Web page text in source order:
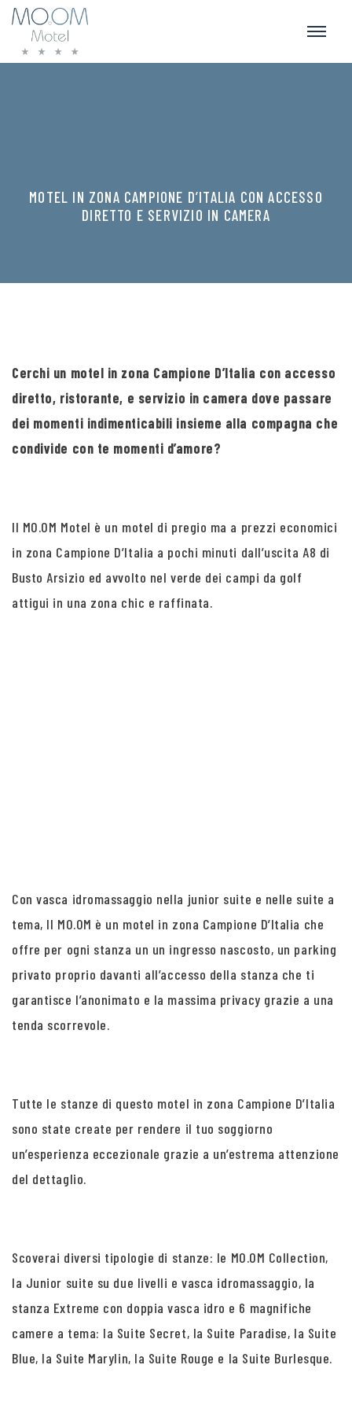
MOTEL IN ZONA CAMPIONE D’ITALIA CON ACCESSO
DIRETTO E SERVIZIO IN CAMERA
Cerchi un motel in zona Campione D’Italia con accesso
diretto, ristorante, e servizio in camera dove passare
dei momenti indimenticabili insieme alla compagna che
condivide con te momenti d’amore?
Il MO.OM Motel è un motel di pregio ma a prezzi economici
in zona Campione D’Italia a pochi minuti dall’uscita A8 di
Busto Arsizio ed avvolto nel verde dei campi da golf
attigui in una zona chic e raffinata.
Con vasca idromassaggio nella junior suite e nelle suite a
tema, Il MO.OM è un motel in zona Campione D’Italia che
offre per ogni stanza un un ingresso nascosto, un parking
privato proprio davanti all’accesso della stanza che ti
garantisce l’anonimato e la massima privacy grazie a una
tenda scorrevole.
Tutte le stanze di questo motel in zona Campione D’Italia
sono state create per rendere il tuo soggiorno
un’esperienza eccezionale grazie a un’estrema attenzione
del dettaglio.
Scoverai diversi tipologie di stanze: le MO.OM Collection,
la Junior suite su due livelli e vasca idromassaggio, la
stanza Extreme con doppia vasca idro e 6 magnifiche
camere a tema: la Suite Secret, la Suite Paradise, la Suite
Blue, la Suite Marylin, la Suite Rouge e la Suite Burlesque.